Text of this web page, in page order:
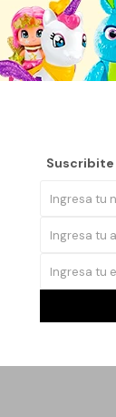
Suscribite